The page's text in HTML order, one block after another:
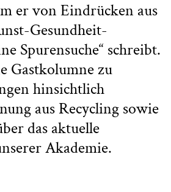
er von Eindrücken aus
Gesundheit-
Spurensuche“ schreibt.
Gastkolumne zu
hinsichtlich
aus Recycling sowie
das aktuelle
Akademie.